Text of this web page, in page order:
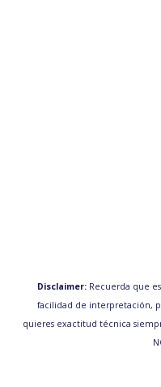
Disclaimer: Recuerda que
facilidad de interpretación,
quieres exactitud técnica